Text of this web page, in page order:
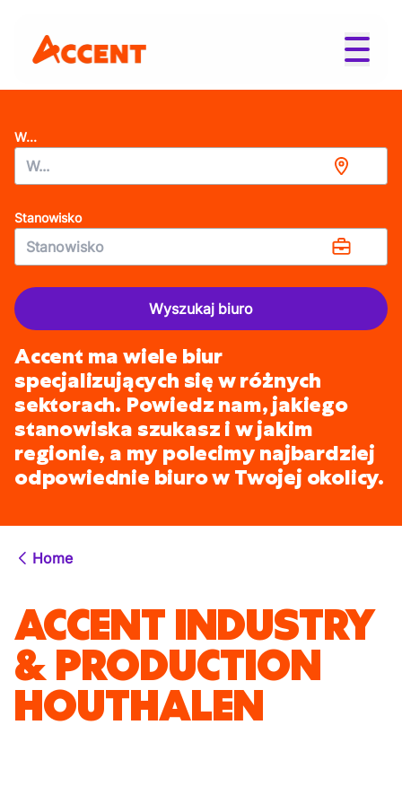
W...
Stanowisko
Wyszukaj biuro
Accent ma wiele biur
specjalizujących się w różnych
sektorach. Powiedz nam, jakiego
stanowiska szukasz i w jakim
regionie, a my polecimy najbardziej
odpowiednie biuro w Twojej okolicy.
Home
ACCENT INDUSTRY
& PRODUCTION
HOUTHALEN